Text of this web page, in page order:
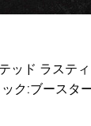
ッド ラステ
ク:ブースタ